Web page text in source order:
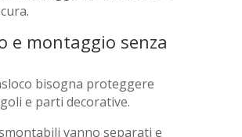
e montaggio senza
bisogna proteggere
e parti decorative.
vanno separati e